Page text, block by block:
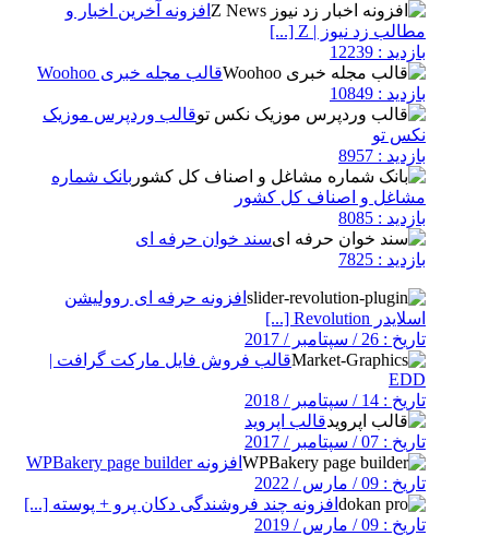
افزونه آخرین اخبار و
مطالب زد نیوز | Z [...]
بازدید : 12239
قالب مجله خبری Woohoo
بازدید : 10849
قالب وردپرس موزیک
نکس تو
بازدید : 8957
بانک شماره
مشاغل و اصناف کل کشور
بازدید : 8085
سند خوان حرفه ای
بازدید : 7825
افزونه حرفه ای روولیشن
اسلایدر Revolution [...]
تاریخ : 26 / سپتامبر / 2017
قالب فروش فایل مارکت گرافت |
EDD
تاریخ : 14 / سپتامبر / 2018
قالب اپروید
تاریخ : 07 / سپتامبر / 2017
افزونه WPBakery page builder
تاریخ : 09 / مارس / 2022
افزونه چند فروشندگی دکان پرو + پوسته [...]
تاریخ : 09 / مارس / 2019